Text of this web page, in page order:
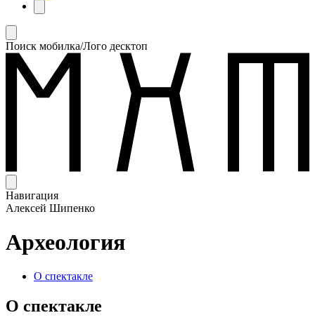
Поиск мобилка/Лого десктоп
Навигация
Алексей Шипенко
Археология
О спектакле
О спектакле